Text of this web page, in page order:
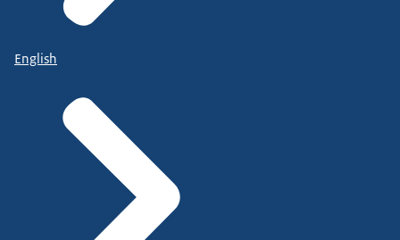
English